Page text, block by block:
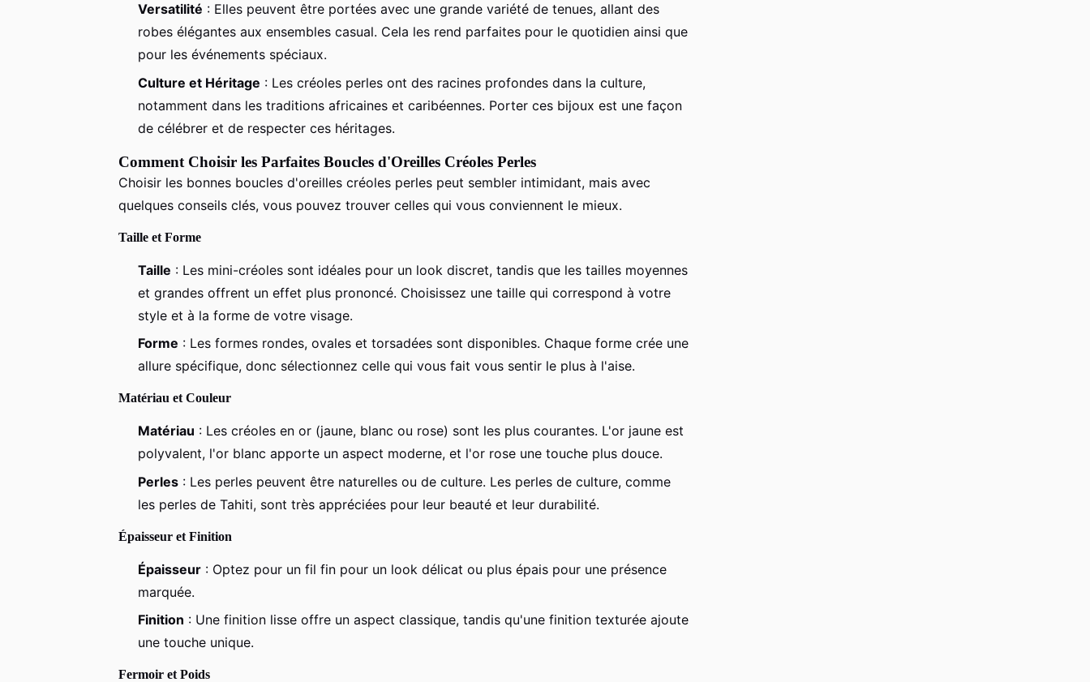
Versatilité : Elles peuvent être portées avec une grande variété de tenues, allant des
robes élégantes aux ensembles casual. Cela les rend parfaites pour le quotidien ainsi que
pour les événements spéciaux.
Culture et Héritage : Les créoles perles ont des racines profondes dans la culture,
notamment dans les traditions africaines et caribéennes. Porter ces bijoux est une façon
de célébrer et de respecter ces héritages.
Comment Choisir les Parfaites Boucles d'Oreilles Créoles Perles
Choisir les bonnes boucles d'oreilles créoles perles peut sembler intimidant, mais avec
quelques conseils clés, vous pouvez trouver celles qui vous conviennent le mieux.
Taille et Forme
Taille : Les mini-créoles sont idéales pour un look discret, tandis que les tailles moyennes
et grandes offrent un effet plus prononcé. Choisissez une taille qui correspond à votre
style et à la forme de votre visage.
Forme : Les formes rondes, ovales et torsadées sont disponibles. Chaque forme crée une
allure spécifique, donc sélectionnez celle qui vous fait vous sentir le plus à l'aise.
Matériau et Couleur
Matériau : Les créoles en or (jaune, blanc ou rose) sont les plus courantes. L'or jaune est
polyvalent, l'or blanc apporte un aspect moderne, et l'or rose une touche plus douce.
Perles : Les perles peuvent être naturelles ou de culture. Les perles de culture, comme
les perles de Tahiti, sont très appréciées pour leur beauté et leur durabilité.
Épaisseur et Finition
Épaisseur : Optez pour un fil fin pour un look délicat ou plus épais pour une présence
marquée.
Finition : Une finition lisse offre un aspect classique, tandis qu'une finition texturée ajoute
une touche unique.
Fermoir et Poids